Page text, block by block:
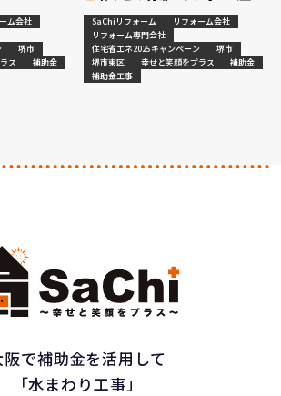
ム会社
堺市
ス
補助金
決定
SaChiリフォーム
リフォーム会社
リフォーム専門会社
住宅省エネ2025キャンペーン
堺市
堺市東区
幸せと笑顔をプラス
補助金
補助金工事
阪で補助金を活用して
「水まわり工事」